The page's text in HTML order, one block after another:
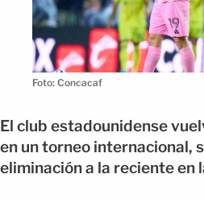
Foto: Concacaf
El club estadounidense
en un torneo internacional,
eliminación a la reciente en